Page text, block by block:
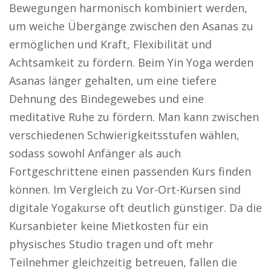
Bewegungen harmonisch kombiniert werden,
um weiche Übergänge zwischen den Asanas zu
ermöglichen und Kraft, Flexibilität und
Achtsamkeit zu fördern. Beim Yin Yoga werden
Asanas länger gehalten, um eine tiefere
Dehnung des Bindegewebes und eine
meditative Ruhe zu fördern. Man kann zwischen
verschiedenen Schwierigkeitsstufen wählen,
sodass sowohl Anfänger als auch
Fortgeschrittene einen passenden Kurs finden
können. Im Vergleich zu Vor-Ort-Kursen sind
digitale Yogakurse oft deutlich günstiger. Da die
Kursanbieter keine Mietkosten für ein
physisches Studio tragen und oft mehr
Teilnehmer gleichzeitig betreuen, fallen die